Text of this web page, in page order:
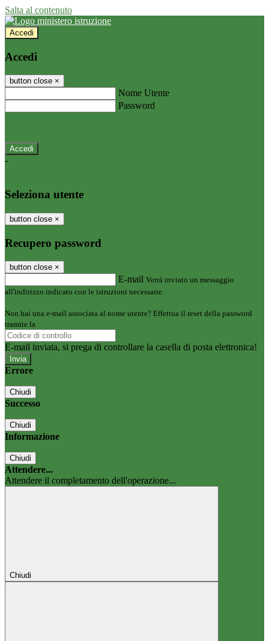
Salta al contenuto
Accedi
Accedi
button close ×
Nome Utente
Password
-
Seleziona utente
button close ×
Recupero password
button close ×
E-mail Verrà inviato un messaggio
all'indirizzo indicato con le istruzioni necessarie.
Non hai una e-mail associata al nome utente? Effettua il reset della password
tramite la
E-mail inviata, si prega di controllare la casella di posta elettronica!
Errore
Chiudi
Successo
Chiudi
Informazione
Chiudi
Attendere...
Attendere il completamento dell'operazione...
Chiudi